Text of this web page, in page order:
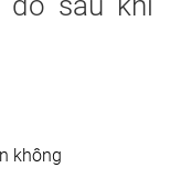
không